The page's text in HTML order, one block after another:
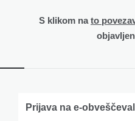
S klikom nato
WidgetsPrijava na e-